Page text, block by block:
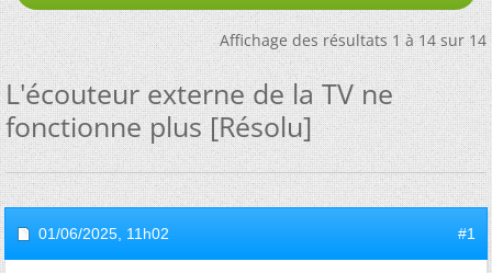
Affichage des résultats 1 à 14 sur 14
L'écouteur externe de la TV ne
fonctionne plus [Résolu]
01/06/2025, 11h02 #1